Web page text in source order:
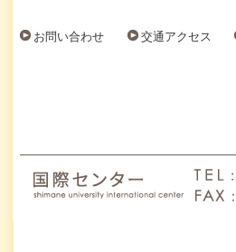
お問い合わせ 交通アクセス